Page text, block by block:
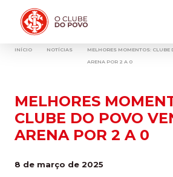
INÍCIO NOTÍCIAS
MELHORES MOMENTOS: CLUBE
ARENA POR 2 A 0
MELHORES
CLUBE DO POVO
ARENA POR 2 A 0
8 de março de 2025